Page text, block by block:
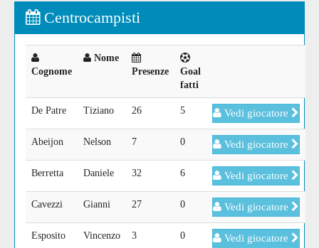
Centrocampisti
Cognome
Nome
Presenze
Goal
fatti
De Patre Tiziano 26 5 Vedi giocatore
Abeijon Nelson 7 0 Vedi giocatore
Berretta Daniele 32 6 Vedi giocatore
Cavezzi Gianni 27 0 Vedi giocatore
Esposito Vincenzo 3 0 Vedi giocatore